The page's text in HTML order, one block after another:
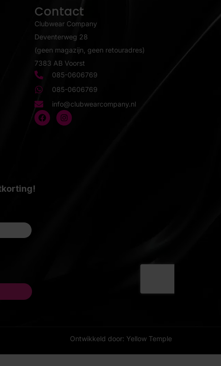
Contact
Clubwear Company
Deventerweg 28
(geen magazijn, geen retouradres)
7383 AB Voorst
085-0606769
085-0606769
info@clubwearcompany.nl
Ontwikkeld door: Yellow Temple